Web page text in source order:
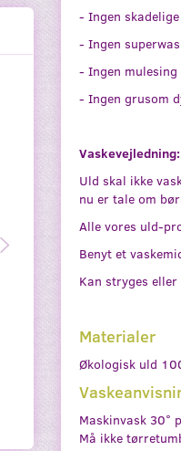
- Ingen
- Ingen
- Ingen mulesing
- Ingen grusom
Vaskevejledning:
Uld skal ikke
nu er tale om
Alle vores uld-
Benyt et
Kan stryges
Materialer
Økologisk uld
Maskinvask 30°
Må ikke